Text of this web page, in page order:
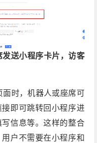
送小程序卡片，访客
时，机器人或座席可
即可跳转回小程序进
信息等。这样的整合
户不需要在小程序和